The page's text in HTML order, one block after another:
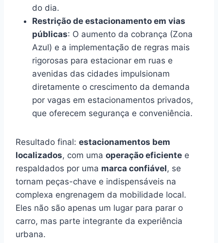
do dia.
Restrição de estacionamento em vias
públicas: O aumento da cobrança (Zona
Azul) e a implementação de regras mais
rigorosas para estacionar em ruas e
avenidas das cidades impulsionam
diretamente o crescimento da demanda
por vagas em estacionamentos privados,
que oferecem segurança e conveniência.
Resultado final: estacionamentos bem
localizados, com uma operação eficiente e
respaldados por uma marca confiável, se
tornam peças-chave e indispensáveis na
complexa engrenagem da mobilidade local.
Eles não são apenas um lugar para parar o
carro, mas parte integrante da experiência
urbana.